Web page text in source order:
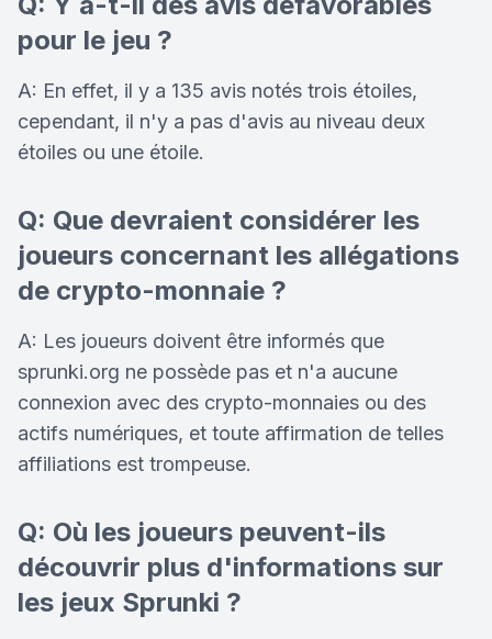
pour le jeu ?
A: En effet, il y a 135 avis notés trois étoiles,
cependant, il n'y a pas d'avis au niveau deux
étoiles ou une étoile.
Q: Que devraient considérer les
joueurs concernant les allégations
de crypto-monnaie ?
A: Les joueurs doivent être informés que
sprunki.org ne possède pas et n'a aucune
connexion avec des crypto-monnaies ou des
actifs numériques, et toute affirmation de telles
affiliations est trompeuse.
Q: Où les joueurs peuvent-ils
découvrir plus d'informations sur
les jeux Sprunki ?